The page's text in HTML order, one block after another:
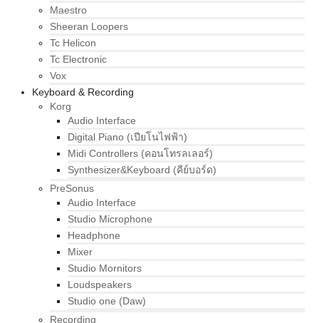
Maestro
Sheeran Loopers
Tc Helicon
Tc Electronic
Vox
Keyboard & Recording
Korg
Audio Interface
Digital Piano (เปียโนไฟฟ้า)
Midi Controllers (คอนโทรลเลอร์)
Synthesizer&Keyboard (คีย์บอร์ด)
PreSonus
Audio Interface
Studio Microphone
Headphone
Mixer
Studio Mornitors
Loudspeakers
Studio one (Daw)
Recording